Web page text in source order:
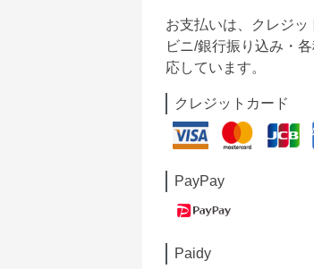
お支払いは、クレジッ
ビニ/銀行振り込み・
応しています。
クレジットカード
PayPay
Paidy